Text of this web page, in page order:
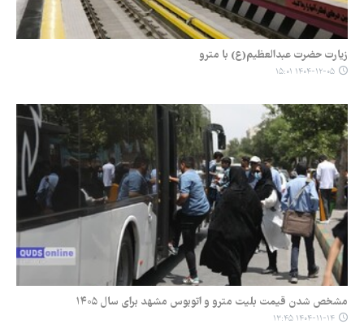
زیارت حضرت عبدالعظیم(ع) با مترو
۱۴۰۴-۱۲-۰۵ ۱۵:۰۱
مشخص شدن قیمت بلیت مترو و اتوبوس مشهد برای سال ۱۴۰۵
۱۴۰۴-۱۱-۱۴ ۱۳:۴۵